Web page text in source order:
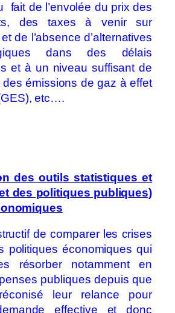
fait de l’envolée du prix des
des taxes à venir sur
et de l’absence d’alternatives
dans des délais
et à un niveau suffisant de
des émissions de gaz à effet
etc….
des outils statistiques et
des politiques publiques)
de comparer les crises
politiques économiques qui
résorber notamment en
publiques depuis que
leur relance pour
effective et donc